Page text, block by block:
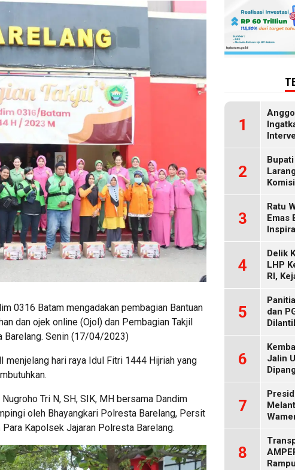
0316 Batam mengadakan pembagian Bantuan
dan ojek online (Ojol) dan Pembagian Takjil
Barelang. Senin (17/04/2023)
hari raya Idul Fitri 1444 Hijriah yang
Tri N, SH, SIK, MH bersama Dandim
oleh Bhayangkari Polresta Barelang, Persit
Kapolsek Jajaran Polresta Barelang.
1
2
3
Ratu
Emas
4
Delik
LHP
RI,
5
dan
6
Jalin
7
8